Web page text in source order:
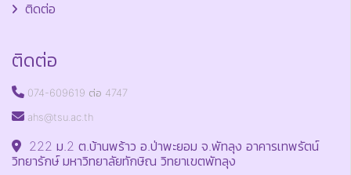
ติดต่อ
ติดต่อ
074-609619 ต่อ 4747
ahs@tsu.ac.th
222 ม.2 ต.บ้านพร้าว อ.ป่าพะยอม จ.พัทลุง อาคารเทพรัตน์
วิทยารักษ์ มหาวิทยาลัยทักษิณ วิทยาเขตพัทลุง